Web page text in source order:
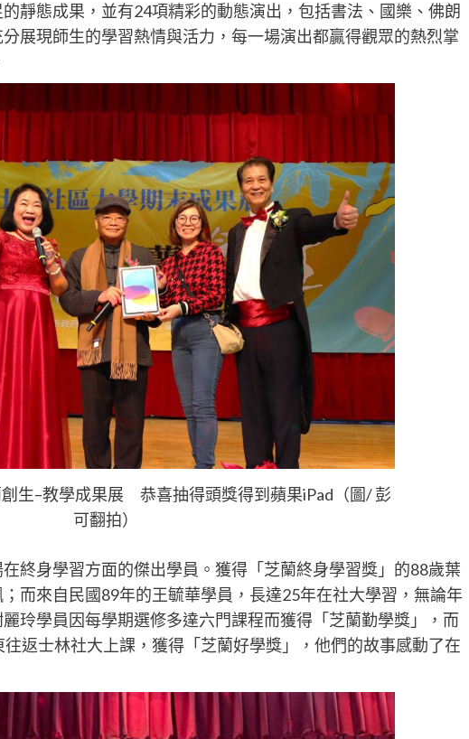
靜態成果，並有24項精彩的動態演出，包括書法、國樂、佛朗
展現師生的學習熱情與活力，每一場演出都贏得觀眾的熱烈掌
生–教學成果展 恭喜抽得頭獎得到蘋果iPad（圖/ 彭
可翻拍）
終身學習方面的傑出學員。獲得「芝蘭終身學習獎」的88歲葉
而來自民國89年的王毓華學員，長達25年在社大學習，無論年
玲學員因每學期選修多達六門課程而獲得「芝蘭勤學獎」，而
返士林社大上課，獲得「芝蘭好學獎」，他們的故事感動了在